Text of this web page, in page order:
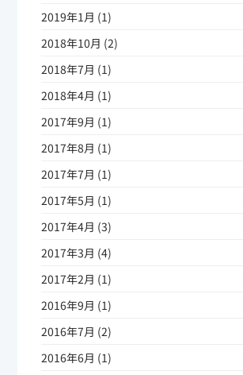
2019年1月 (1)
2018年10月 (2)
2018年7月 (1)
2018年4月 (1)
2017年9月 (1)
2017年8月 (1)
2017年7月 (1)
2017年5月 (1)
2017年4月 (3)
2017年3月 (4)
2017年2月 (1)
2016年9月 (1)
2016年7月 (2)
2016年6月 (1)